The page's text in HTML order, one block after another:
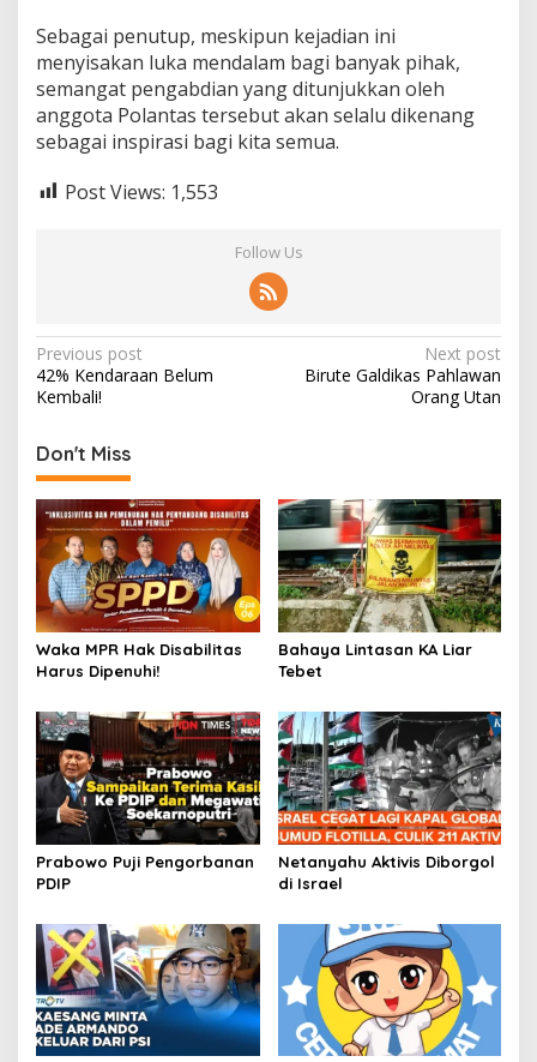
Sebagai penutup, meskipun kejadian ini
menyisakan luka mendalam bagi banyak pihak,
semangat pengabdian yang ditunjukkan oleh
anggota Polantas tersebut akan selalu dikenang
sebagai inspirasi bagi kita semua.
Post Views: 1,553
Follow Us
Post
navigation
Previous post
42% Kendaraan Belum
Kembali!
Next post
Birute Galdikas Pahlawan
Orang Utan
Don't Miss
Waka MPR Hak Disabilitas
Harus Dipenuhi!
Bahaya Lintasan KA Liar
Tebet
Prabowo Puji Pengorbanan
PDIP
Netanyahu Aktivis Diborgol
di Israel